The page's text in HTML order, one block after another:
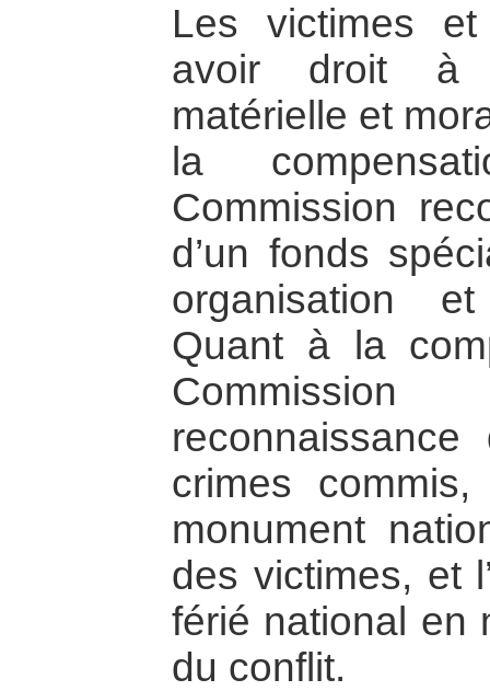
Les victimes
avoir droit à
matérielle et
la
Commission
d’un fonds
organisation
Quant à la
crimes
monument
des victimes, et
férié national en
du conflit.